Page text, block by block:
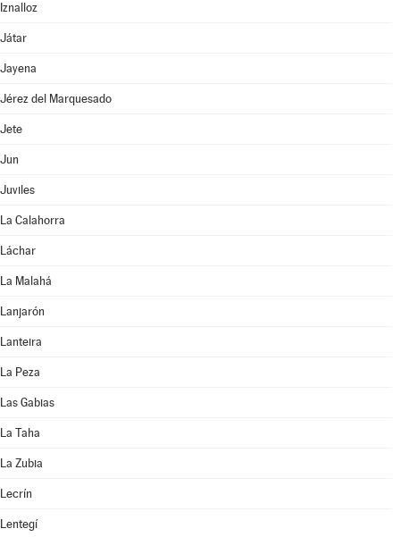
Iznalloz
Játar
Jayena
Jérez del Marquesado
Jete
Jun
Juviles
La Calahorra
Láchar
La Malahá
Lanjarón
Lanteira
La Peza
Las Gabias
La Taha
La Zubia
Lecrín
Lentegí